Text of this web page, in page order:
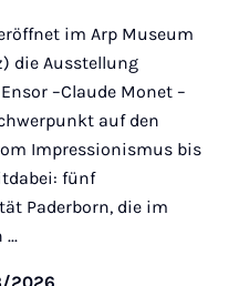
im Arp Museum
die Ausstellung
–Claude Monet –
auf den
Impressionismus bis
fünf
Paderborn, die im